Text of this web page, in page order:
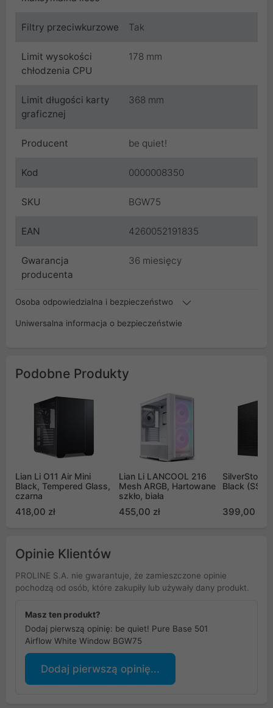
Filtry przeciwkurzowe Tak
Limit wysokości
chłodzenia CPU
178 mm
Limit długości karty
graficznej
368 mm
Producent be quiet!
Kod 0000008350
SKU BGW75
EAN 4260052191835
Gwarancja
producenta
36 miesięcy
Osoba odpowiedzialna i bezpieczeństwo
Uniwersalna informacja o bezpieczeństwie
Podobne Produkty
Lian Li O11 Air Mini
Black, Tempered Glass,
czarna
418,00 zł
Lian Li LANCOOL 216
Mesh ARGB, Hartowane
szkło, biała
455,00 zł
SilverStone
Black (SST-
399,00 zł
Opinie Klientów
PROLINE S.A. nie gwarantuje, że zamieszczone opinie
pochodzą od osób, które zakupiły lub używały dany produkt.
Masz ten produkt?
Dodaj pierwszą opinię: be quiet! Pure Base 501
Airflow White Window BGW75
Dodaj pierwszą opinię...